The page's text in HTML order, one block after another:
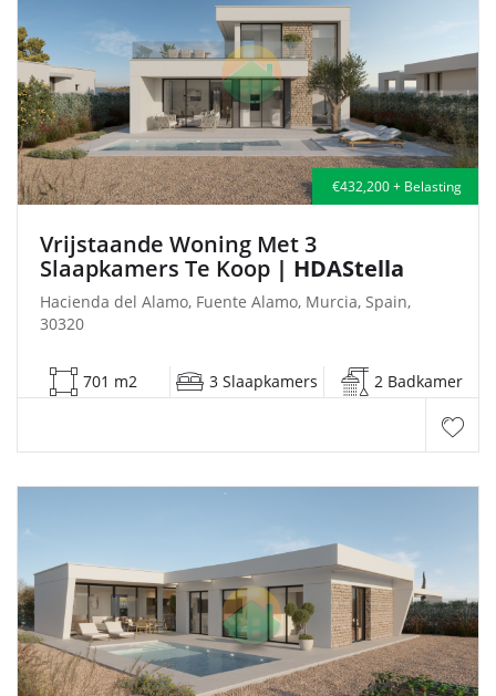
€432,200 + Belasting
Vrijstaande Woning Met 3
Slaapkamers Te Koop | HDAStella
Hacienda del Alamo, Fuente Alamo, Murcia, Spain,
30320
701 m2 3 Slaapkamers 2 Badkamer